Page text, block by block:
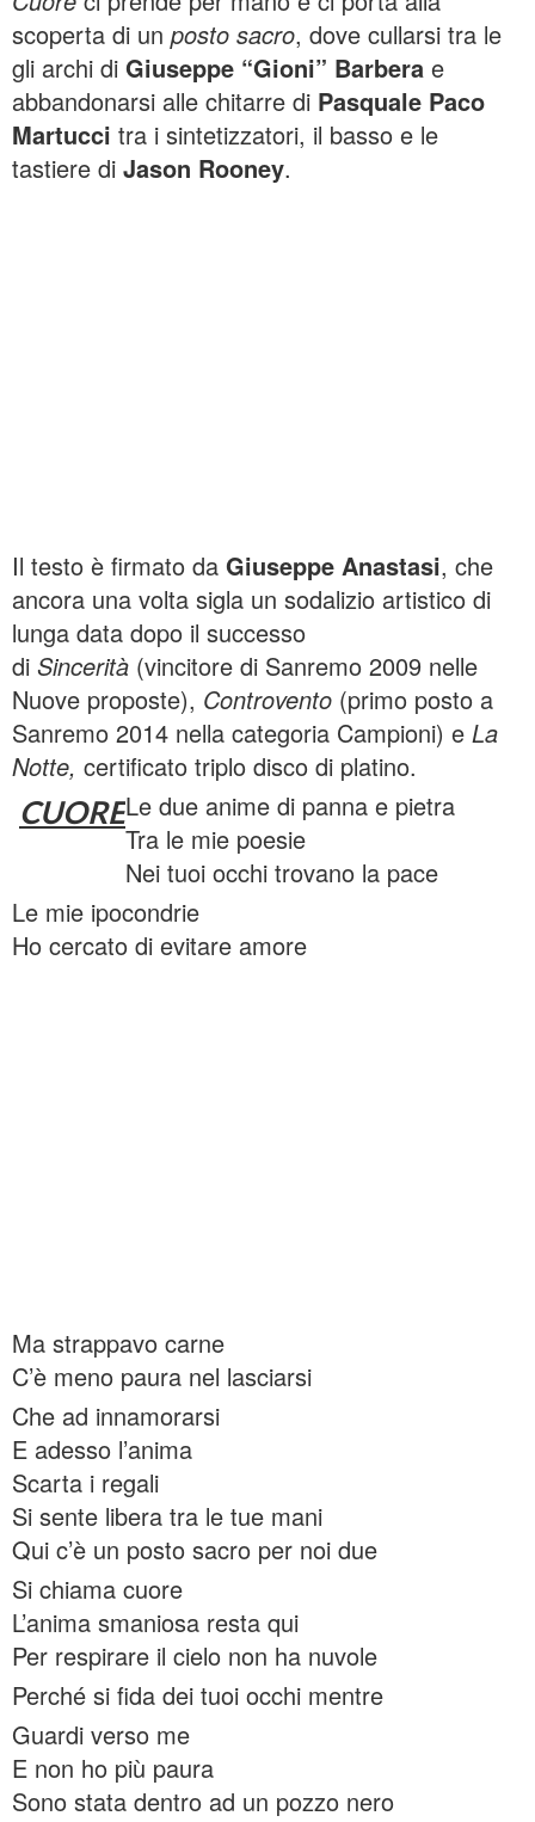
scoperta di un posto sacro, dove cullarsi tra le
gli archi di Giuseppe “Gioni” Barbera e
abbandonarsi alle chitarre di Pasquale Paco
Martucci tra i sintetizzatori, il basso e le
tastiere di Jason Rooney.
Il testo è firmato da Giuseppe Anastasi, che
ancora una volta sigla un sodalizio artistico di
lunga data dopo il successo
di Sincerità (vincitore di Sanremo 2009 nelle
Nuove proposte), Controvento (primo posto a
Sanremo 2014 nella categoria Campioni) e La
Notte, certificato triplo disco di platino.
CUORELe due anime di panna e pietra
Tra le mie poesie
Nei tuoi occhi trovano la pace
Le mie ipocondrie
Ho cercato di evitare amore
Ma strappavo carne
C’è meno paura nel lasciarsi
Che ad innamorarsi
E adesso l’anima
Scarta i regali
Si sente libera tra le tue mani
Qui c’è un posto sacro per noi due
Si chiama cuore
L’anima smaniosa resta qui
Per respirare il cielo non ha nuvole
Perché si fida dei tuoi occhi mentre
Guardi verso me
E non ho più paura
Sono stata dentro ad un pozzo nero